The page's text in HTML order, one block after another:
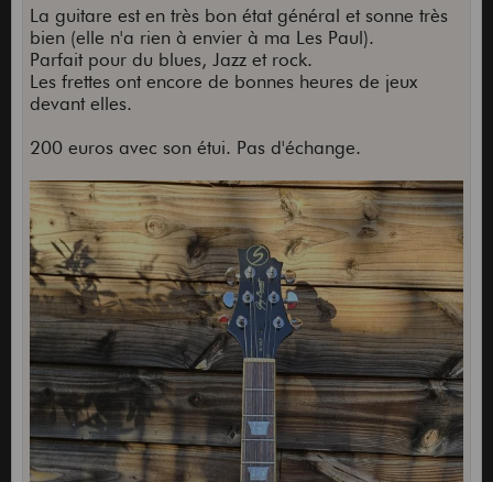
La guitare est en très bon état général et sonne très
bien (elle n'a rien à envier à ma Les Paul).
Parfait pour du blues, Jazz et rock.
Les frettes ont encore de bonnes heures de jeux
devant elles.
200 euros avec son étui. Pas d'échange.